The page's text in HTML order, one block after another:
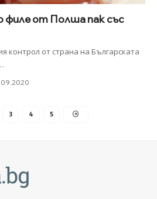
филе от Полша пак със
контрол от страна на Българската
3 4 5